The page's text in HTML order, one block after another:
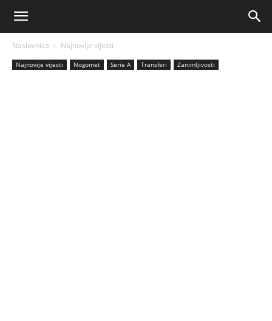
Naslovnica Najnovije vijesti
Najnovije vijesti Nogomet Serie A Transferi Zanimljivosti